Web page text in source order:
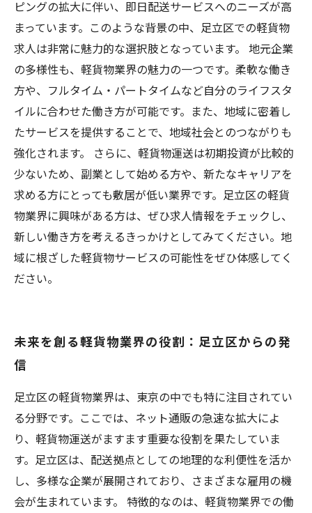
ピングの拡大に伴い、即日配送サービスへのニーズが高
まっています。このような背景の中、足立区での軽貨物
求人は非常に魅力的な選択肢となっています。 地元企業
の多様性も、軽貨物業界の魅力の一つです。柔軟な働き
方や、フルタイム・パートタイムなど自分のライフスタ
イルに合わせた働き方が可能です。また、地域に密着し
たサービスを提供することで、地域社会とのつながりも
強化されます。 さらに、軽貨物運送は初期投資が比較的
少ないため、副業として始める方や、新たなキャリアを
求める方にとっても敷居が低い業界です。足立区の軽貨
物業界に興味がある方は、ぜひ求人情報をチェックし、
新しい働き方を考えるきっかけとしてみてください。地
域に根ざした軽貨物サービスの可能性をぜひ体感してく
ださい。
未来を創る軽貨物業界の役割：足立区からの発
信
足立区の軽貨物業界は、東京の中でも特に注目されてい
る分野です。ここでは、ネット通販の急速な拡大によ
り、軽貨物運送がますます重要な役割を果たしていま
す。足立区は、配送拠点としての地理的な利便性を活か
し、多様な企業が展開されており、さまざまな雇用の機
会が生まれています。 特徴的なのは、軽貨物業界での働